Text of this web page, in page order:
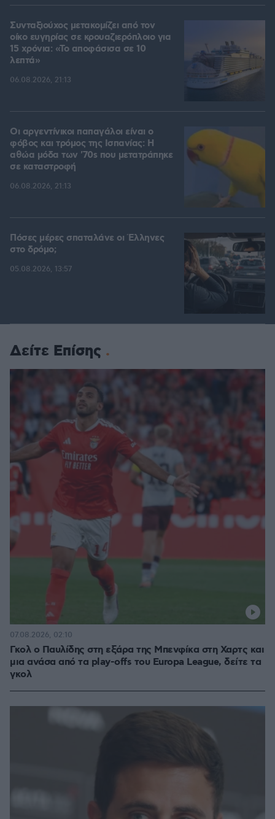
Συνταξιούχος μετακομίζει από τον
οίκο ευγηρίας σε κρουαζιερόπλοιο για
15 χρόνια: «Το αποφάσισα σε 10
λεπτά»
06.08.2026, 21:13
Οι αργεντίνικοι παπαγάλοι είναι ο
φόβος και τρόμος της Ισπανίας: Η
αθώα μόδα των '70s που μετατράπηκε
σε καταστροφή
06.08.2026, 21:13
Πόσες μέρες σπαταλάνε οι Έλληνες
στο δρόμο;
05.08.2026, 13:57
Δείτε Επίσης
Γκολ ο Παυλίδης στη εξάρα της Μπενφίκα στη Χαρτς και
μια ανάσα από τα play-offs του Europa League, δείτε τα
γκολ
07.08.2026, 02:10